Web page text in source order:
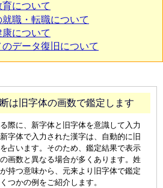
について
職・転職について
について
データ復旧について
は旧字体の画数で鑑定します
際に、新字体と旧字体を意識して入力
字体で入力された漢字は、自動的に旧
占います。そのため、鑑定結果で表示
画数と異なる場合が多くあります。姓
持つ意味から、元来より旧字体で鑑定
つかの例をご紹介します。